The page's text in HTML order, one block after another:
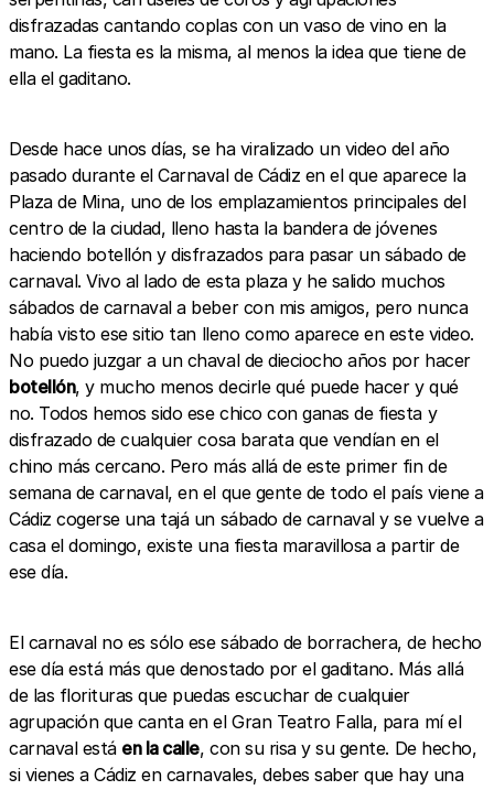
disfrazadas cantando coplas con un vaso de vino en la
mano. La fiesta es la misma, al menos la idea que tiene de
ella el gaditano.
Desde hace unos días, se ha viralizado un video del año
pasado durante el Carnaval de Cádiz en el que aparece la
Plaza de Mina, uno de los emplazamientos principales del
centro de la ciudad, lleno hasta la bandera de jóvenes
haciendo botellón y disfrazados para pasar un sábado de
carnaval. Vivo al lado de esta plaza y he salido muchos
sábados de carnaval a beber con mis amigos, pero nunca
había visto ese sitio tan lleno como aparece en este video.
No puedo juzgar a un chaval de dieciocho años por hacer
botellón, y mucho menos decirle qué puede hacer y qué
no. Todos hemos sido ese chico con ganas de fiesta y
disfrazado de cualquier cosa barata que vendían en el
chino más cercano. Pero más allá de este primer fin de
semana de carnaval, en el que gente de todo el país viene a
Cádiz cogerse una tajá un sábado de carnaval y se vuelve a
casa el domingo, existe una fiesta maravillosa a partir de
ese día.
El carnaval no es sólo ese sábado de borrachera, de hecho
ese día está más que denostado por el gaditano. Más allá
de las florituras que puedas escuchar de cualquier
agrupación que canta en el Gran Teatro Falla, para mí el
carnaval está en la calle, con su risa y su gente. De hecho,
si vienes a Cádiz en carnavales, debes saber que hay una